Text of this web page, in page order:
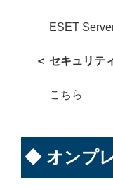
ESET
＜ セキュリテ
こちら
◆ オンプ